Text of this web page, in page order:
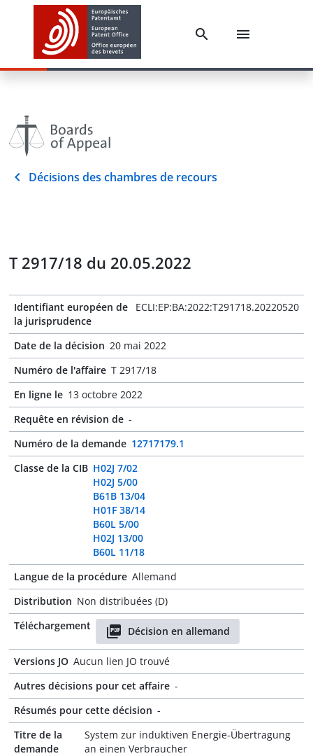
Décisions des chambres de recours
T 2917/18 du 20.05.2022
Identifiant européen de
la jurisprudence
ECLI:EP:BA:2022:T291718.20220520
Date de la décision 20 mai 2022
Numéro de l'affaire T 2917/18
En ligne le 13 octobre 2022
Requête en révision de -
Numéro de la demande 12717179.1
Classe de la CIB H02J 7/02
H02J 5/00
B61B 13/04
H01F 38/14
B60L 5/00
H02J 13/00
B60L 11/18
Langue de la procédure Allemand
Distribution Non distribuées (D)
Téléchargement
Décision en allemand
Versions JO Aucun lien JO trouvé
Autres décisions pour cet affaire -
Résumés pour cette décision -
Titre de la
demande
System zur induktiven Energie-Übertragung
an einen Verbraucher